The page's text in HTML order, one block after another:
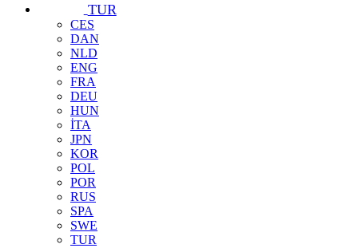
TUR
CES
DAN
NLD
ENG
FRA
DEU
HUN
İTA
JPN
KOR
POL
POR
RUS
SPA
SWE
TUR